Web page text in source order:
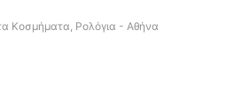
Κοσμήματα, Ρολόγια - Αθήνα